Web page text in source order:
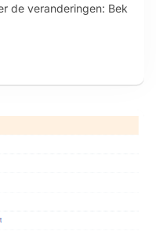
de veranderingen: Bek